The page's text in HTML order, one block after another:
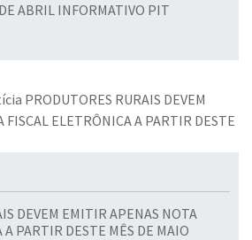
ABRIL INFORMATIVO PIT
DEVEM EMITIR APENAS NOTA
PARTIR DESTE MÊS DE MAIO